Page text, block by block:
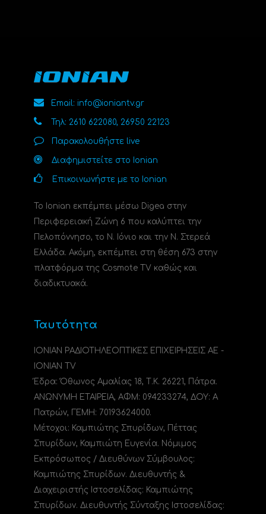
Email: info@ioniantv.gr
Τηλ: 2610 622080, 26950 22123
Παρακολουθήστε live
Διαφημιστείτε στο Ionian
Επικοινωνήστε με το Ionian
Το Ionian εκπέμπει μέσω Digea στην
Περιφερειακή Ζώνη 6 που καλύπτει την
Πελοπόννησο, το N. Ιόνιο και την Ν. Στερεά
Ελλάδα. Ακόμη, εκπέμπει στη θέση 673 στην
πλατφόρμα της Cosmote TV καθώς και
διαδικτυακά.
Ταυτότητα
ΙΟΝΙΑΝ ΡΑΔΙΟΤΗΛΕΟΠΤΙΚΕΣ ΕΠΙΧΕΙΡΗΣΕΙΣ ΑΕ -
IONIAN TV
Έδρα: Όθωνος Αμαλίας 18, Τ.Κ. 26221, Πάτρα.
ΑΝΩΝΥΜΗ ΕΤΑΙΡΕΙΑ, ΑΦΜ: 094233274, ΔΟΥ: A
Πατρών, ΓΕΜΗ: 70193624000.
Μέτοχοι: Καμπιώτης Σπυρίδων, Πέττας
Σπυρίδων, Καμπιώτη Ευγενία. Νόμιμος
Εκπρόσωπος / Διευθύνων Σύμβουλος:
Καμπιώτης Σπυρίδων. Διευθυντής &
Διαχειριστής Ιστοσελίδας: Καμπιώτης
Σπυρίδων. Διευθυντής Σύνταξης Ιστοσελίδας: